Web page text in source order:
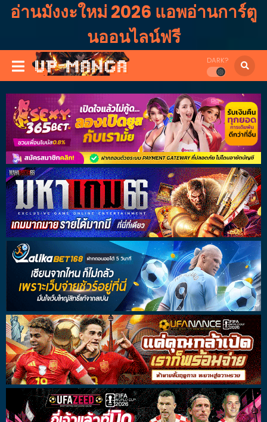
อ่านมังงะใหม่ 2026 แอพอ่านการ์ตู
นออนไลน์ฟรี
DARK?